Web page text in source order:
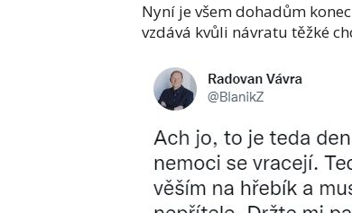
Nyní je všem dohadům
vzdává kvůli návratu těžké